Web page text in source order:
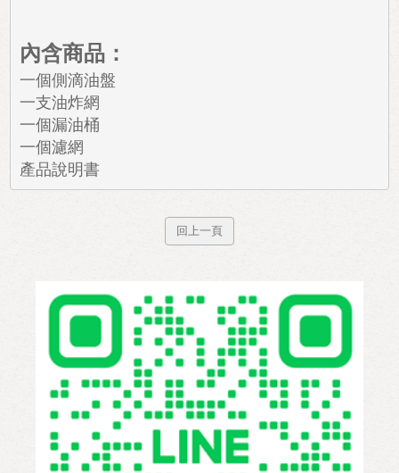
內含商品：
一個側滴油盤
一支油炸網
一個漏油桶
一個濾網
產品說明書
回上一頁